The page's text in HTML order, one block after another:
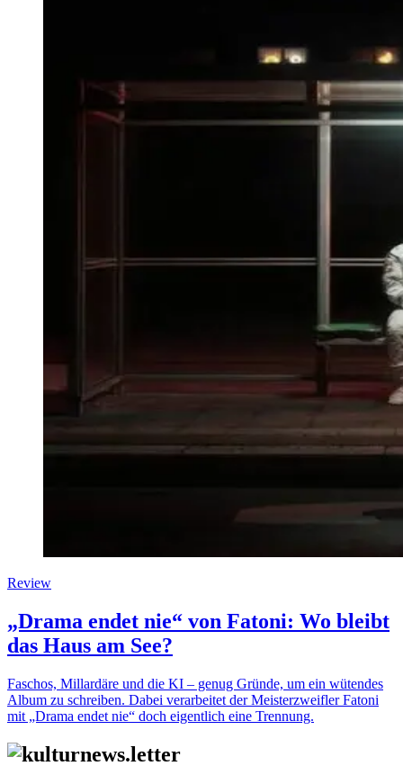
Review
„Drama endet nie“ von Fatoni: Wo bleibt
das Haus am See?
Faschos, Millardäre und die KI – genug Gründe, um ein wütendes
Album zu schreiben. Dabei verarbeitet der Meisterzweifler Fatoni
mit „Drama endet nie“ doch eigentlich eine Trennung.